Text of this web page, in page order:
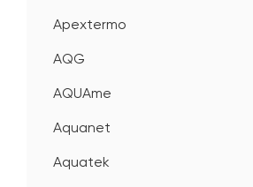
Apextermo
AQG
AQUAme
Aquanet
Aquatek